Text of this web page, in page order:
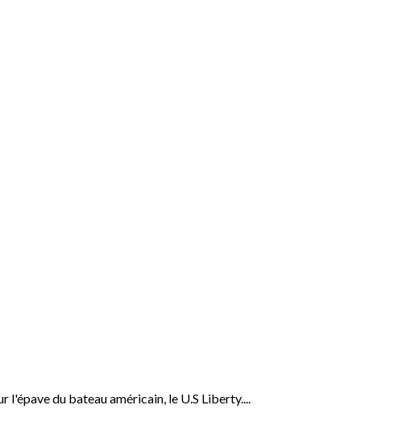
du bateau américain, le U.S Liberty....